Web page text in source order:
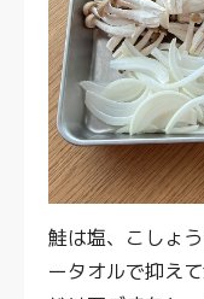
鮭は塩、こしょ
ータオルで抑え